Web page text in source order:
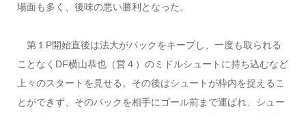
場面も多く、後味の悪い勝利となった。
第１P開始直後は法大がパックをキープし、一度も取られる
ことなくDF横山恭也（営４）のミドルシュートに持ち込むなど
上々のスタートを見せる。その後はシュートが枠内を捉えるこ
とができず、そのパックを相手にゴール前まで運ばれ、シュー